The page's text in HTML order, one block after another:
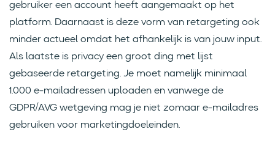
gebruiker een account heeft aangemaakt op het
platform. Daarnaast is deze vorm van retargeting ook
minder actueel omdat het afhankelijk is van jouw input.
Als laatste is privacy een groot ding met lijst
gebaseerde retargeting. Je moet namelijk minimaal
1.000 e-mailadressen uploaden en vanwege de
GDPR/AVG wetgeving mag je niet zomaar e-mailadres
gebruiken voor marketingdoeleinden.